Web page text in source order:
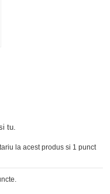
tu.
la acest produs si 1 punct